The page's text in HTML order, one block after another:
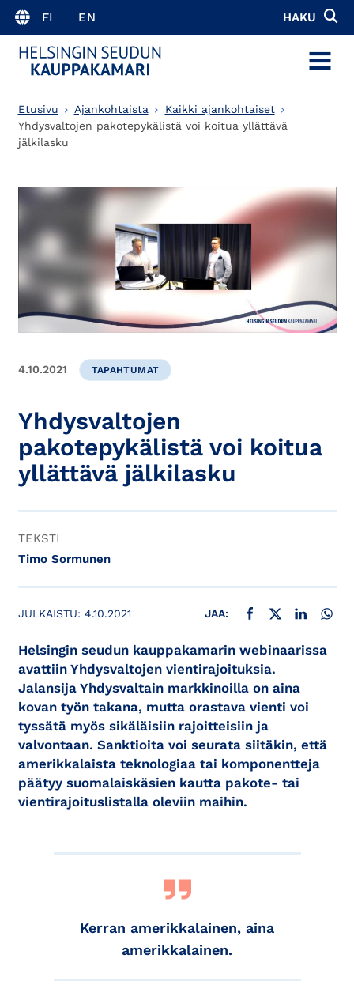
FI EN HAKU
MENU
Etusivu Ajankohtaista
Kaikki ajankohtaiset
Yhdysvaltojen pakotepykälistä voi koitua yllättävä
jälkilasku
4.10.2021 TAPAHTUMAT
Yhdysvaltojen
pakotepykälistä voi koitua
yllättävä jälkilasku
TEKSTI
Timo Sormunen
JULKAISTU: 4.10.2021 JAA: JAA FACEBOOKISSA
JAA X:SSÄ JAA
Helsingin seudun kauppakamarin webinaarissa
avattiin Yhdysvaltojen vientirajoituksia.
Jalansija Yhdysvaltain markkinoilla on aina
kovan työn takana, mutta orastava vienti voi
tyssätä myös sikäläisiin rajoitteisiin ja
valvontaan. Sanktioita voi seurata siitäkin, että
amerikkalaista teknologiaa tai komponentteja
päätyy suomalaiskäsien kautta pakote- tai
vientirajoituslistalla oleviin maihin.
Kerran amerikkalainen, aina
amerikkalainen.